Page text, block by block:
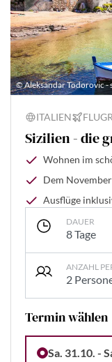
© Aleksandar Todorovic -
ITALIEN
Sizilien - die
Wohnen im
Dem
Ausflüge
DAUER
8 Tage
ANZAHL
2
Termin wählen
Sa. 31.10. -